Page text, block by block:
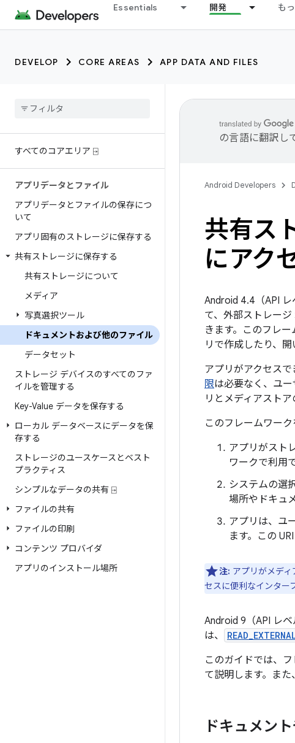
Essentials 開発 も
DEVELOP CORE AREAS APP DATA AND FILES
すべてのコアエリア ⍈
アプリデータとファイル
アプリデータとファイルの保存につ
いて
アプリ固有のストレージに保存する
共有ストレージに保存する
共有ストレージについて
メディア
写真選択ツール
ドキュメントおよび他のファイル
データセット
ストレージ デバイスのすべてのファ
イルを管理する
Key-Value データを保存する
ローカル データベースにデータを保
存する
ストレージのユースケースとベスト
プラクティス
シンプルなデータの共有 ⍈
ファイルの共有
ファイルの印刷
コンテンツ プロバイダ
アプリのインストール場所
の言語に翻訳し
Android Developers
共有ス
にアク
Android 4.4（API
て、外部ストレージ
きます。このフレ
リで作成したり、
アプリがアクセス
限は必要なく、ユ
リとメディアスト
このフレームワー
アプリがスト
ワークで利用
システムの選
場所やドキュ
アプリは、ユ
ます。この
注: アプリがメディ
セスに便利なインター
Android 9（API レ
は、
このガイドでは、
て説明します。ま
ドキュメン